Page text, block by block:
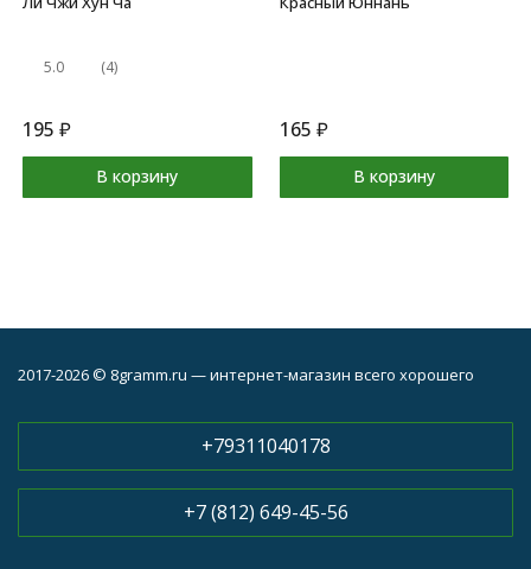
5.0 (4)
195 ₽
В корзину
165 ₽
В корзину
2017-2026 © 8gramm.ru — интернет-магазин всего хорошего
+79311040178
+7 (812) 649-45-56